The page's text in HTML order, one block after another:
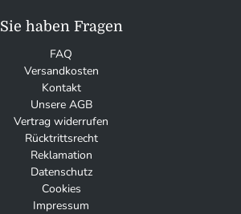
Sie haben Fragen
FAQ
Versandkosten
Kontakt
Unsere AGB
Vertrag widerrufen
Rücktrittsrecht
Reklamation
Datenschutz
Cookies
Impressum